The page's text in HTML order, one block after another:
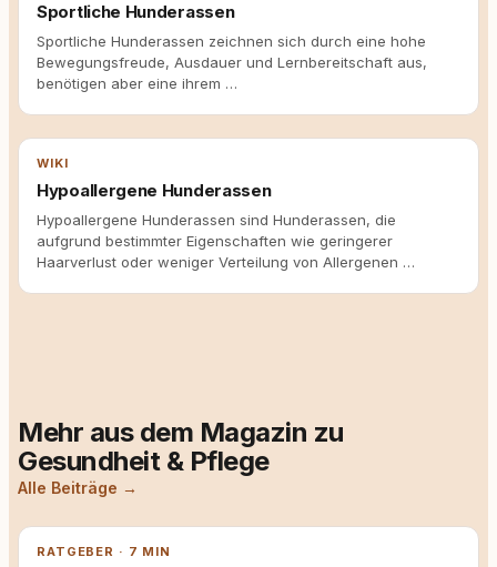
Sportliche Hunderassen
Sportliche Hunderassen zeichnen sich durch eine hohe
Bewegungsfreude, Ausdauer und Lernbereitschaft aus,
benötigen aber eine ihrem …
WIKI
Hypoallergene Hunderassen
Hypoallergene Hunderassen sind Hunderassen, die
aufgrund bestimmter Eigenschaften wie geringerer
Haarverlust oder weniger Verteilung von Allergenen …
Mehr aus dem Magazin zu
Gesundheit & Pflege
Alle Beiträge →
RATGEBER · 7 MIN